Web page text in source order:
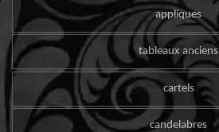
appliques
tableaux anciens
cartels
candelabres